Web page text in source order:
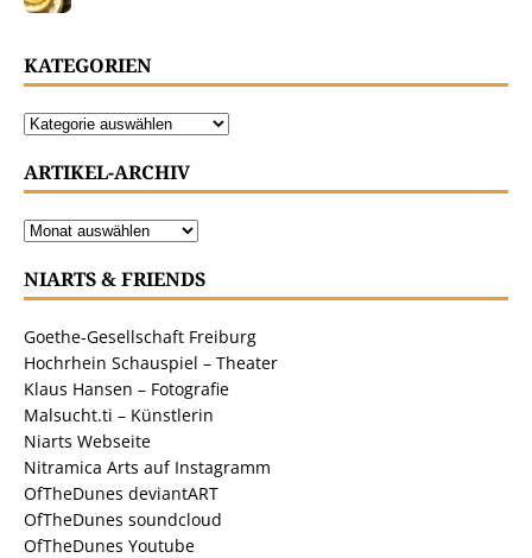
KATEGORIEN
ARTIKEL-ARCHIV
NIARTS & FRIENDS
Goethe-Gesellschaft Freiburg
Hochrhein Schauspiel – Theater
Klaus Hansen – Fotografie
Malsucht.ti – Künstlerin
Niarts Webseite
Nitramica Arts auf Instagramm
OfTheDunes deviantART
OfTheDunes soundcloud
OfTheDunes Youtube